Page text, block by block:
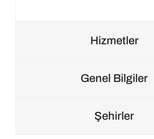
Hizmetler
Genel Bilgiler
Şehirler